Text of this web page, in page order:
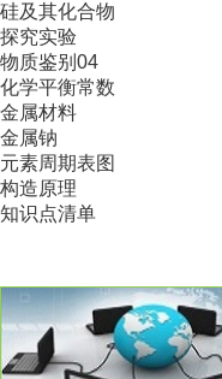
硅及其化合物
探究实验
物质鉴别04
化学平衡常数
金属材料
金属钠
元素周期表图
构造原理
知识点清单